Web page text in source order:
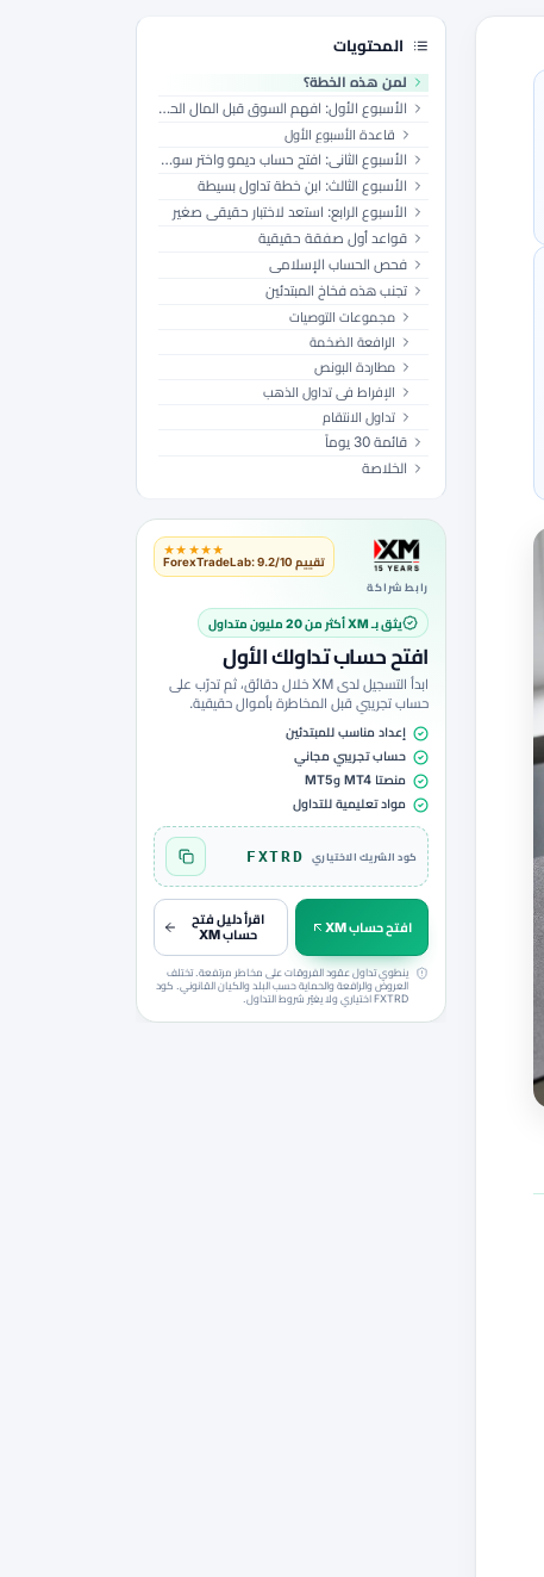
المحتويات
لمن هذه الخطة؟
الأسبوع الأول: افهم السوق قبل المال الحقيقي
قاعدة الأسبوع الأول
الأسبوع الثاني: افتح حساب ديمو واختر سوقاً واحداً
الأسبوع الثالث: ابنِ خطة تداول بسيطة
الأسبوع الرابع: استعد لاختبار حقيقي صغير
قواعد أول صفقة حقيقية
فحص الحساب الإسلامي
تجنب هذه فخاخ المبتدئين
مجموعات التوصيات
الرافعة الضخمة
مطاردة البونص
الإفراط في تداول الذهب
تداول الانتقام
قائمة 30 يوماً
الخلاصة
رابط شراكة
★★★★★
تقييم ForexTradeLab: 9.2/10
يثق بـ XM أكثر من 20 مليون متداول
افتح حساب تداولك الأول
ابدأ التسجيل لدى XM خلال دقائق، ثم تدرّب على
حساب تجريبي قبل المخاطرة بأموال حقيقية.
إعداد مناسب للمبتدئين
حساب تجريبي مجاني
منصتا MT4 وMT5
مواد تعليمية للتداول
كود الشريك الاختياري FXTRD نسخ الكود FXTRD
افتح حساب XM
اقرأ دليل فتح
حساب XM
ينطوي تداول عقود الفروقات على مخاطر مرتفعة. تختلف
العروض والرافعة والحماية حسب البلد والكيان القانوني. كود
FXTRD اختياري ولا يغيّر شروط التداول.